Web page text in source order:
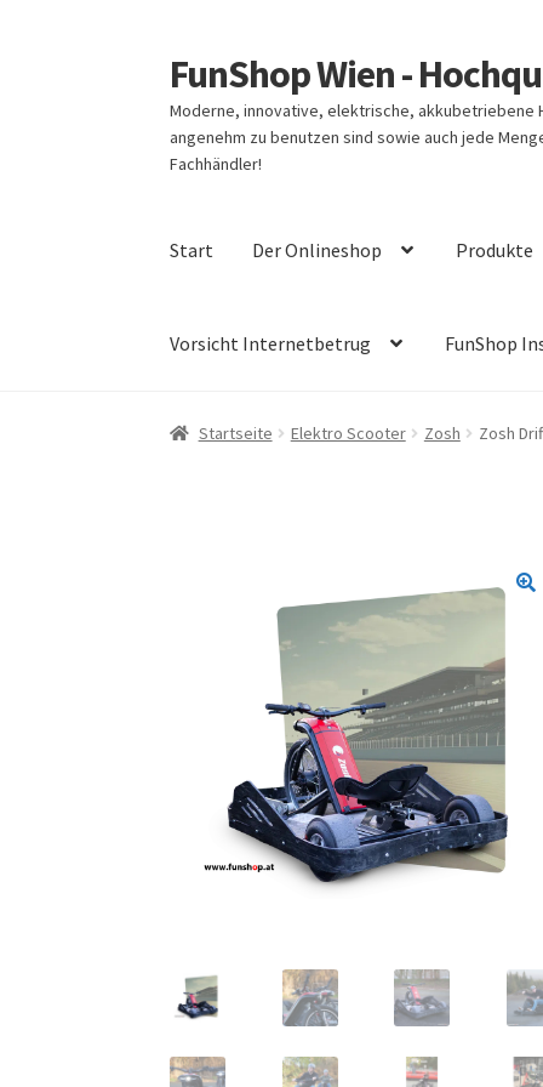
Zur
Navigation
springen
Zum
Inhalt
springen
FunShop Wien -
Moderne, innovative, elektrische,
angenehm zu benutzen sind sowie auch jede
Fachhändler!
Start Der Onlineshop Produkte
Vorsicht Internetbetrug FunShop
Startseite Elektro Scooter Zosh Zosh